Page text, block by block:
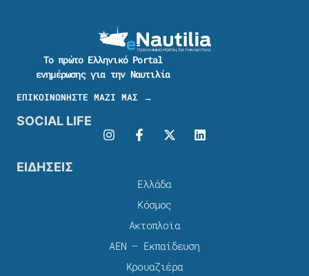
Το πρώτο Ελληνικό Portal
ενημέρωσης για την Ναυτιλία
ΕΠΙΚΟΙΝΩΝΗΣΤΕ ΜΑΖΙ ΜΑΣ →
SOCIAL LIFE
ΕΙΔΗΣΕΙΣ
Ελλάδα
Κόσμος
Ακτοπλοϊα
ΑΕΝ – Εκπαίδευση
Κρουαζιέρα